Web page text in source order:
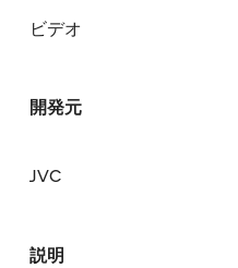
ビデオ
開発元
JVC
説明